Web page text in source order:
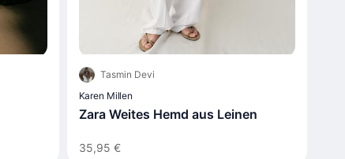
Tasmin Devi
Karen Millen
Zara Weites Hemd aus Leinen
35,95 €